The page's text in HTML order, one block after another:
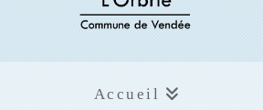
Accueil